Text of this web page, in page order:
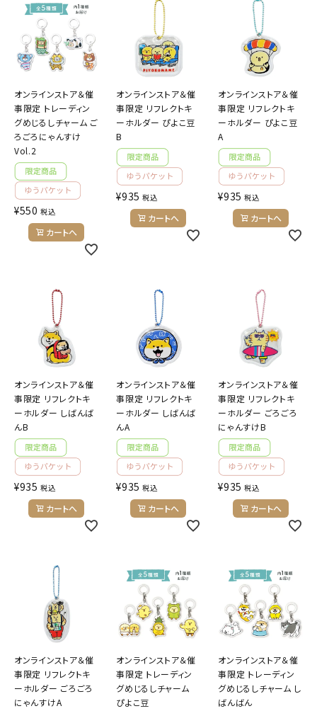
オンラインストア＆催
事限定 トレーディン
グめじるしチャーム ご
ろごろにゃんすけ
Vol.2
¥550 税込
カートへ
オンラインストア＆催
事限定 リフレクトキ
ーホルダー ぴよこ豆
B
¥935 税込
カートへ
オンラインストア＆催
事限定 リフレクトキ
ーホルダー ぴよこ豆
A
¥935 税込
カートへ
オンラインストア＆催
事限定 リフレクトキ
ーホルダー しばんば
んB
¥935 税込
カートへ
オンラインストア＆催
事限定 リフレクトキ
ーホルダー しばんば
んA
¥935 税込
カートへ
オンラインストア＆催
事限定 リフレクトキ
ーホルダー ごろごろ
にゃんすけB
¥935 税込
カートへ
オンラインストア＆催
事限定 リフレクトキ
ーホルダー ごろごろ
にゃんすけA
オンラインストア＆催
事限定 トレーディン
グめじるしチャーム
ぴよこ豆
オンラインストア＆催
事限定 トレーディン
グめじるしチャーム し
ばんばん